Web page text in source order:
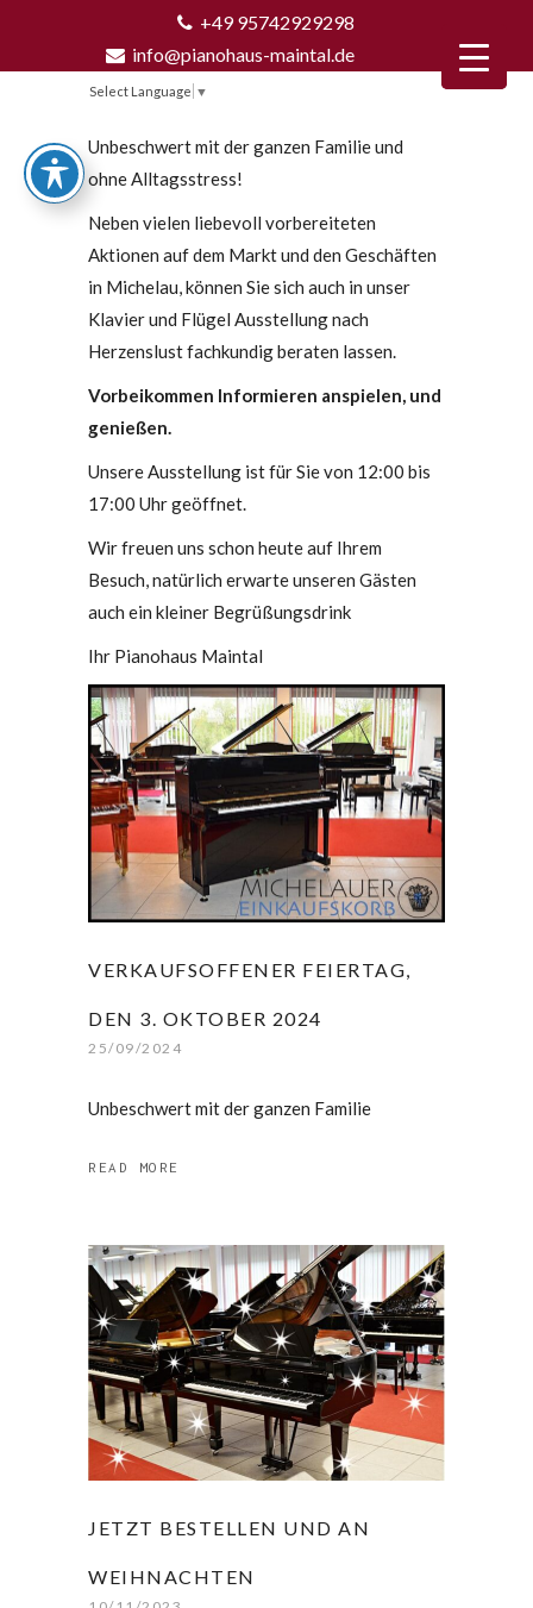
+49 95742929298
info@pianohaus-maintal.de
Select Language ▼
Unbeschwert mit der ganzen Familie und
ohne Alltagsstress!
Neben vielen liebevoll vorbereiteten
Aktionen auf dem Markt und den Geschäften
in Michelau, können Sie sich auch in unser
Klavier und Flügel Ausstellung nach
Herzenslust fachkundig beraten lassen.
Vorbeikommen Informieren anspielen, und
genießen.
Unsere Ausstellung ist für Sie von 12:00 bis
17:00 Uhr geöffnet.
Wir freuen uns schon heute auf Ihrem
Besuch, natürlich erwarte unseren Gästen
auch ein kleiner Begrüßungsdrink
Ihr Pianohaus Maintal
VERKAUFSOFFENER FEIERTAG,
DEN 3. OKTOBER 2024
25/09/2024
Unbeschwert mit der ganzen Familie
READ MORE
JETZT BESTELLEN UND AN
WEIHNACHTEN